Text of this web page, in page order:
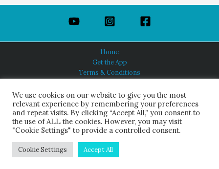
Home
Get the App
Terms & Conditions
About Us
HINDUISM TODAY®
© 2026 Himalayan Academy Publications. All Rights Reserved.
We use cookies on our website to give you the most
relevant experience by remembering your preferences
and repeat visits. By clicking “Accept All,” you consent to
the use of ALL the cookies. However, you may visit
"Cookie Settings" to provide a controlled consent.
Cookie Settings Accept All